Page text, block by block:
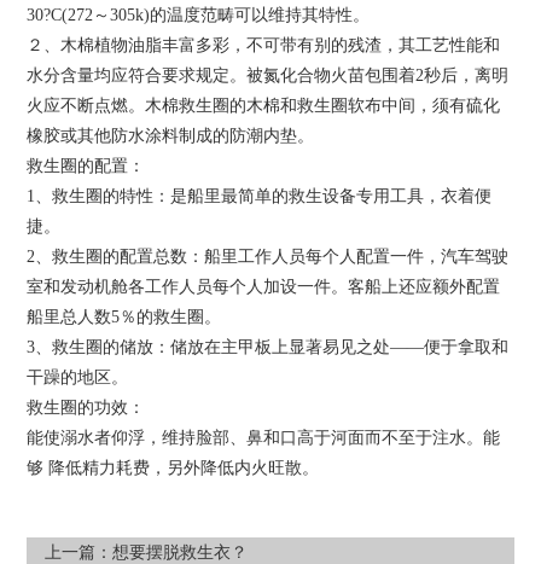
30?C(272～305k)的温度范畴可以维持其特性。
２、木棉植物油脂丰富多彩，不可带有别的残渣，其工艺性能和
水分含量均应符合要求规定。被氮化合物火苗包围着2秒后，离明
火应不断点燃。木棉救生圈的木棉和救生圈软布中间，须有硫化
橡胶或其他防水涂料制成的防潮内垫。
救生圈的配置：
1、救生圈的特性：是船里最简单的救生设备专用工具，衣着便
捷。
2、救生圈的配置总数：船里工作人员每个人配置一件，汽车驾驶
室和发动机舱各工作人员每个人加设一件。客船上还应额外配置
船里总人数5％的救生圈。
3、救生圈的储放：储放在主甲板上显著易见之处——便于拿取和
干躁的地区。
救生圈的功效：
能使溺水者仰浮，维持脸部、鼻和口高于河面而不至于注水。能
够 降低精力耗费，另外降低内火旺散。
上一篇：想要摆脱救生衣？